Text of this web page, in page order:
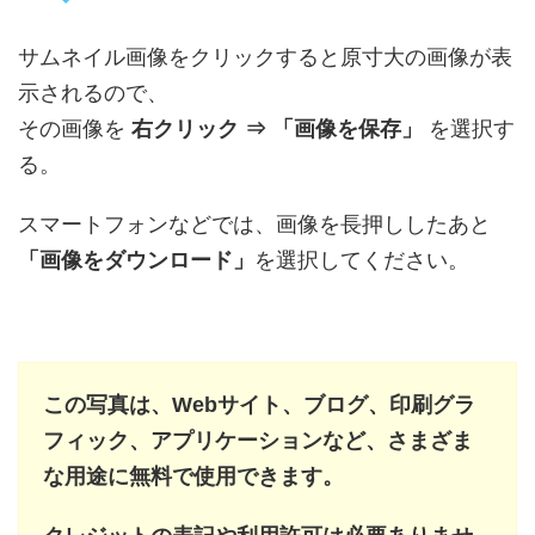
サムネイル画像をクリックすると原寸大の画像が表
示されるので、
その画像を 右クリック ⇒ 「画像を保存」
を選択す
る。
スマートフォンなどでは、画像を長押ししたあと
「画像をダウンロード」 を選択してください。
この写真は、Webサイト、ブログ、印刷グラ
フィック、アプリケーションなど、さまざま
な用途に無料で使用できます。